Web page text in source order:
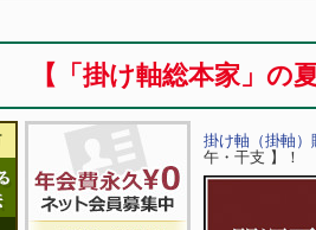
【「掛け軸総本家」
掛け軸（掛軸）
午・干支 】！